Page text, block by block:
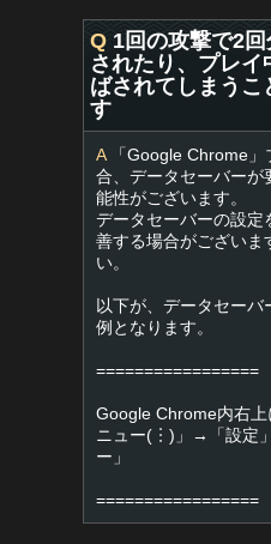
Q 1回の攻撃で2
されたり、プレ
ばされてしまうこ
す
A「Google Chrome」
合、データセーバーが
能性がございます。
データセーバーの設定
善する場合がございま
い。
以下が、データセー
例となります。
=================
Google Chrome内右
ニュー(︙)」→「設定
ー」
=================